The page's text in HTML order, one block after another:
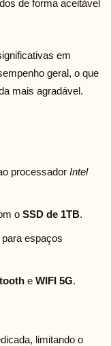
de forma aceitável
em
geral, o que
mais agradável.
processador Intel
o SSD de 1TB.
espaços
e WIFI 5G.
limitando o